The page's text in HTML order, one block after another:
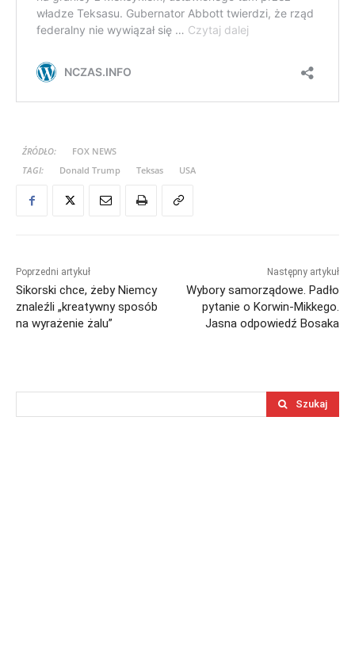
ŹRÓDŁO:
FOX NEWS
TAGI:
Donald Trump Teksas USA
Poprzedni artykuł
Sikorski chce, żeby Niemcy
znaleźli „kreatywny sposób
na wyrażenie żalu”
Następny artykuł
Wybory samorządowe. Padło
pytanie o Korwin-Mikkego.
Jasna odpowiedź Bosaka
Szukaj